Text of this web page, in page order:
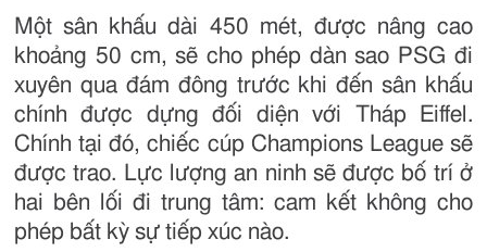
Một sân khấu dài 450 mét, được nâng cao
khoảng 50 cm, sẽ cho phép dàn sao PSG đi
xuyên qua đám đông trước khi đến sân khấu
chính được dựng đối diện với Tháp Eiffel.
Chính tại đó, chiếc cúp Champions League sẽ
được trao. Lực lượng an ninh sẽ được bố trí ở
hai bên lối đi trung tâm: cam kết không cho
phép bất kỳ sự tiếp xúc nào.